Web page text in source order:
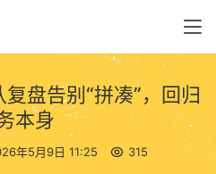
盘告别“拼凑”，回归
本身
年5月9日 11:25 315